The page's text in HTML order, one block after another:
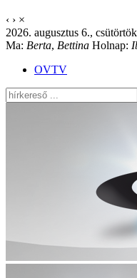
‹ › ×
2026. augusztus 6., csütörtök
Ma: Berta, Bettina Holnap:
OVTV